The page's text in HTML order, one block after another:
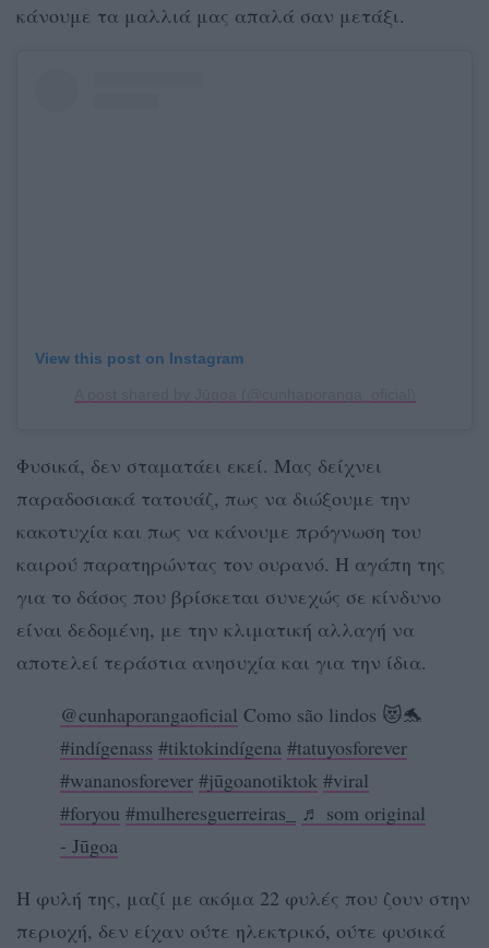
κάνουμε τα μαλλιά μας απαλά σαν μετάξι.
View this post on Instagram
Φυσικά, δεν σταματάει εκεί. Μας δείχνει
παραδοσιακά τατουάζ, πως να διώξουμε την
κακοτυχία και πως να κάνουμε πρόγνωση του
καιρού παρατηρώντας τον ουρανό. Η αγάπη της
για το δάσος που βρίσκεται συνεχώς σε κίνδυνο
είναι δεδομένη, με την κλιματική αλλαγή να
αποτελεί τεράστια ανησυχία και για την ίδια.
@cunhaporangaoficial Como são lindos 😻🐬
#indígenass #tiktokindígena #tatuyosforever
#wananosforever #jūgoanotiktok #viral
#foryou #mulheresguerreiras_
♬ som original
- Jūgoa
Η φυλή της, μαζί με ακόμα 22 φυλές που ζουν στην
περιοχή, δεν είχαν ούτε ηλεκτρικό, ούτε φυσικά